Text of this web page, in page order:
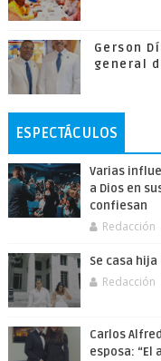
Gerson
general
ESPECTÁCULOS
Varias
a Dios en
confiesan
Redacción
Se casa
Redacción
Carlos
esposa: “El